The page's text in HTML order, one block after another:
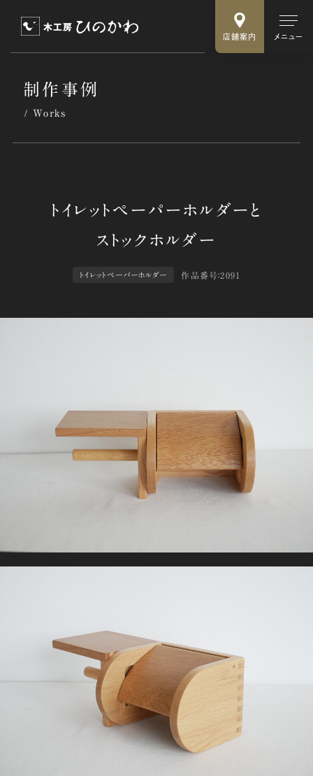
店舗案内 メニュー
制作事例
Works
トイレットペーパーホルダー 作品番号：2091